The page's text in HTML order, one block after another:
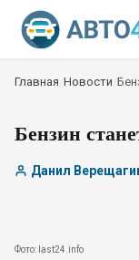
Главная Новости
Бензин
Данил
Фото: last24.info